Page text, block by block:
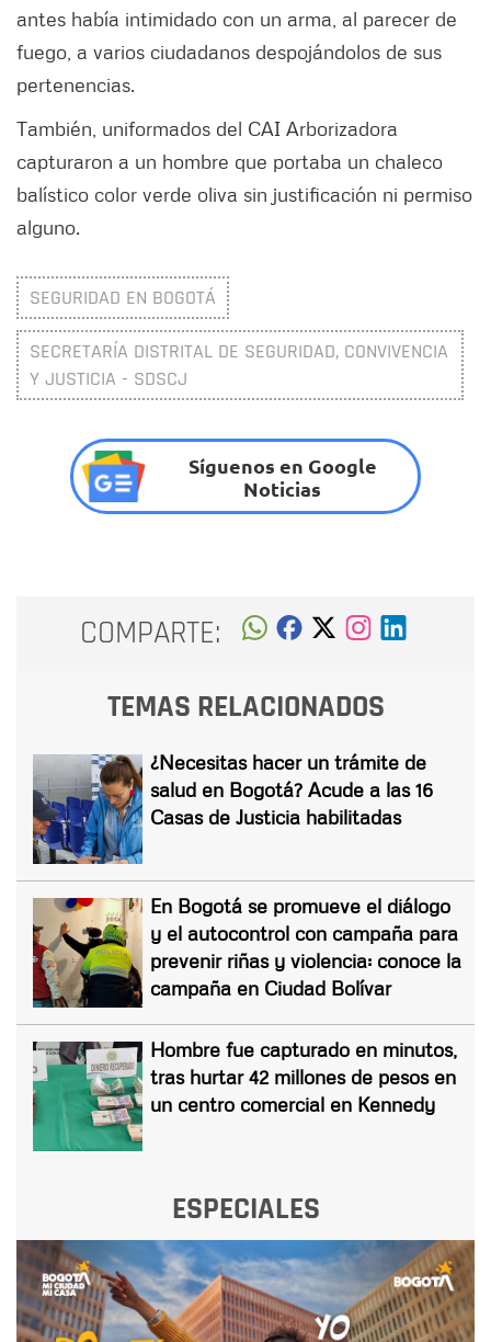
antes había intimidado con un arma, al parecer de
fuego, a varios ciudadanos despojándolos de sus
pertenencias.
También, uniformados del CAI Arborizadora
capturaron a un hombre que portaba un chaleco
balístico color verde oliva sin justificación ni permiso
alguno.
SEGURIDAD EN BOGOTÁ
SECRETARÍA DISTRITAL DE SEGURIDAD, CONVIVENCIA
Y JUSTICIA - SDSCJ
Síguenos en Google
Noticias
COMPARTE:
TEMAS RELACIONADOS
¿Necesitas hacer un trámite de
salud en Bogotá? Acude a las 16
Casas de Justicia habilitadas
En Bogotá se promueve el diálogo
y el autocontrol con campaña para
prevenir riñas y violencia: conoce la
campaña en Ciudad Bolívar
Hombre fue capturado en minutos,
tras hurtar 42 millones de pesos en
un centro comercial en Kennedy
ESPECIALES